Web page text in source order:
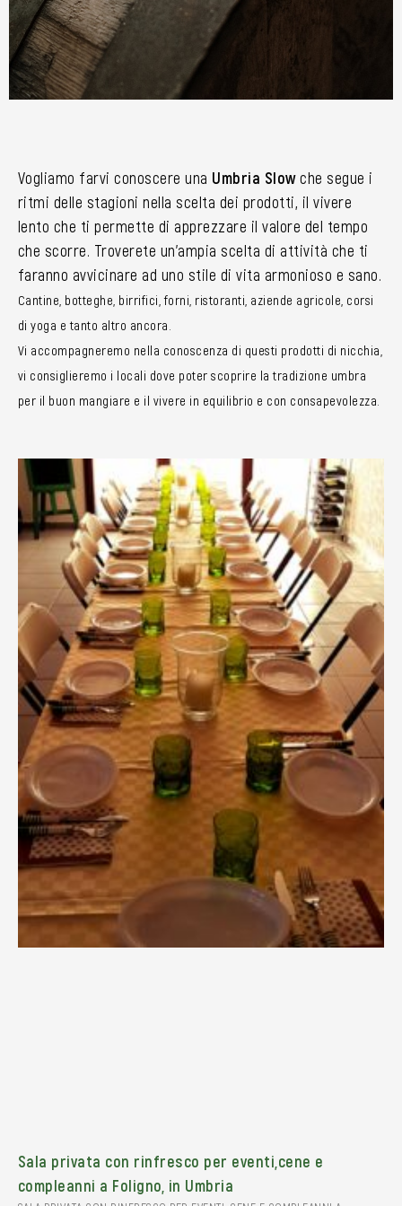
Vogliamo farvi conoscere una Umbria Slowche segue i
ritmi delle stagioni nella scelta dei prodotti, il vivere
lento che ti permette di apprezzare il valore del tempo
che scorre. Troverete un’ampia scelta di attività che ti
faranno avvicinare ad uno stile di vita armonioso e sano.
Cantine, botteghe, birrifici, forni, ristoranti, aziende agricole, corsi
di yoga e tanto altro ancora.
Vi accompagneremo nella conoscenza di questi prodotti di nicchia,
vi consiglieremo i locali dove poter scoprire la tradizione umbra
per il buon mangiare e il vivere in equilibrio e con consapevolezza.
Sala privata con rinfresco per eventi,cene e
compleanni a Foligno, in Umbria